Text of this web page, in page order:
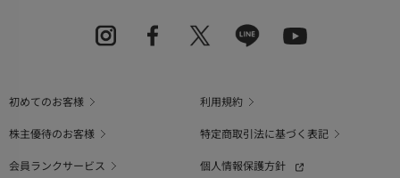
初めてのお客様
利用規約
株主優待のお客様
特定商取引法に基づく表記
会員ランクサービス
個人情報保護方針